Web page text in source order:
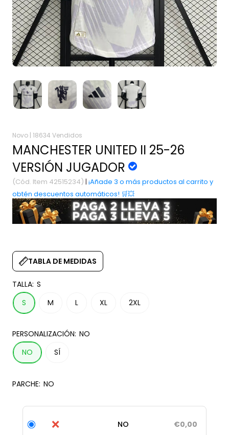
Novo | 18634 Vendidos
MANCHESTER UNITED II 25-26
VERSIÓN JUGADOR
(Cód. Item 42515234) | ¡Añade 3 o más productos al carrito y
obtén descuentos automáticos! 🛒💥
TABLA DE MEDIDAS
TALLA: S
S
M L XL 2XL
PERSONALIZACIÓN: NO
NO
SÍ
PARCHE: NO
❌ NO €0,00